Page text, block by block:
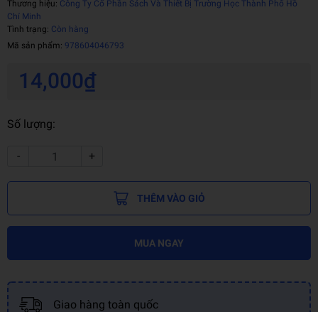
Thương hiệu: Công Ty Cổ Phần Sách Và Thiết Bị Trường Học Thành Phố Hồ
Chí Minh
Tình trạng: Còn hàng
Mã sản phẩm: 978604046793
14,000₫
Số lượng:
- +
THÊM VÀO GIỎ
MUA NGAY
Giao hàng toàn quốc